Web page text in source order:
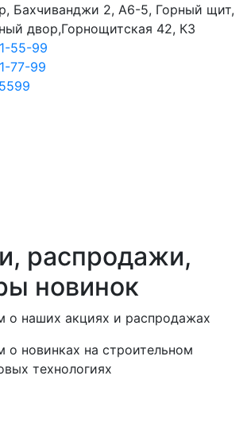
Бахчиванджи 2, А6-5, Горный щит,
двор,Горнощитская 42, К3
55-99
77-99
распродажи,
новинок
о наших акциях и распродажах
о новинках на строительном
технологиях